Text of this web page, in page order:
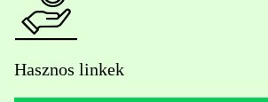
Hasznos linkek